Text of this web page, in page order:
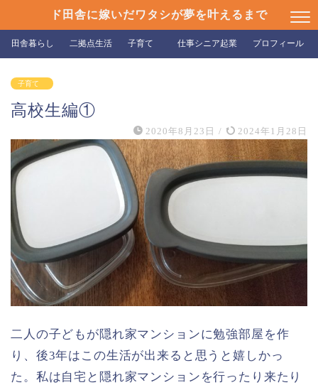
ド田舎に嫁いだワタシが夢を叶えるまで
田舎暮らし 二拠点生活 子育て 仕事シニア起業 プロフィール
子育て
高校生編①
2020年8月23日 / 2024年1月28日
二人の子どもが隠れ家マンションに勉強部屋を作
り、後3年はこの生活が出来ると思うと嬉しかっ
た。私は自宅と隠れ家マンションを行ったり来たり